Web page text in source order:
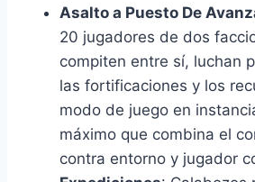
Asalto a Puesto De
20 jugadores de dos
compiten entre sí, luchan
las fortificaciones y los
modo de juego en
máximo que combina el
contra entorno y jugador